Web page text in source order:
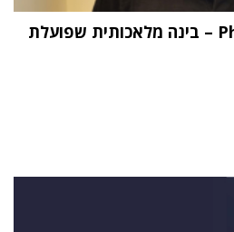
"העתיד הוא Physical AI – בינה מלאכותית שפועלת